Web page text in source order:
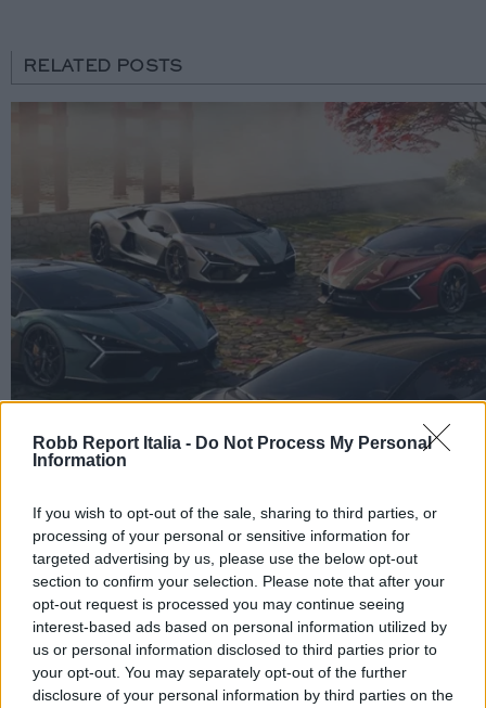
Robb Report Italia - Do Not Process My Personal
Information
If you wish to opt-out of the sale, sharing to third parties, or
processing of your personal or sensitive information for
targeted advertising by us, please use the below opt-out
section to confirm your selection. Please note that after your
opt-out request is processed you may continue seeing
interest-based ads based on personal information utilized by
us or personal information disclosed to third parties prior to
your opt-out. You may separately opt-out of the further
disclosure of your personal information by third parties on the
RELATED POSTS
Revuelto Impavido è una serie ultra esclusiva ispirata
ai samurai